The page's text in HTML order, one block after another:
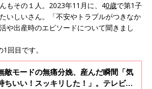
もその１人。2023年11月に、40歳で第1子
いしいさん。「不安やトラブルがつきなか
や出産時のエピソードについて聞きまし
回目です。
敵モードの無痛分娩、産んだ瞬間「気
ちいい！スッキリした！」。テレビ局